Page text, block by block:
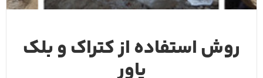
روش استفاده از کتراک و بلک
پاور